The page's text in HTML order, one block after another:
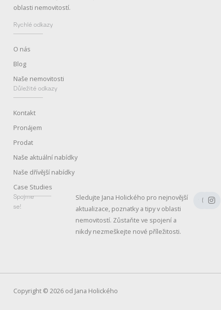
oblasti nemovitostí.
Rychlé odkazy
O nás
Blog
Naše nemovitosti
Důležité odkazy
Kontakt
Pronájem
Prodat
Naše aktuální nabídky
Naše dřívější nabídky
Case Studies
Spojme
se!
Sledujte Jana Holického pro nejnovější
aktualizace, poznatky a tipy v oblasti
nemovitostí. Zůstaňte ve spojení a
nikdy nezmeškejte nové příležitosti.
F
a
Y
o
I
n
Copyright © 2026 od Jana Holického